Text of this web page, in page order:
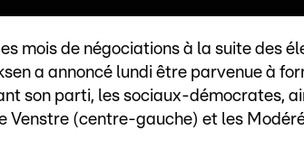
mois de négociations à la suite des
a annoncé lundi être parvenue à
son parti, les sociaux-démocrates,
Venstre (centre-gauche) et les